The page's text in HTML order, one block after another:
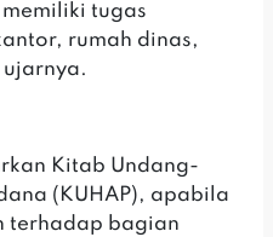
tugas
rumah dinas,
Kitab Undang-
(KUHAP), apabila
terhadap bagian